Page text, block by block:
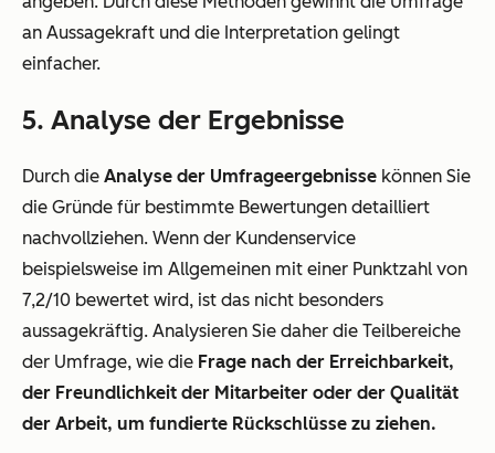
an Aussagekraft und die Interpretation gelingt
einfacher.
5. Analyse der Ergebnisse
Durch die Analyse der Umfrageergebnisse können Sie
die Gründe für bestimmte Bewertungen detailliert
nachvollziehen. Wenn der Kundenservice
beispielsweise im Allgemeinen mit einer Punktzahl von
7,2/10 bewertet wird, ist das nicht besonders
aussagekräftig. Analysieren Sie daher die Teilbereiche
der Umfrage, wie die Frage nach der Erreichbarkeit,
der Freundlichkeit der Mitarbeiter oder der Qualität
der Arbeit, um fundierte Rückschlüsse zu ziehen.